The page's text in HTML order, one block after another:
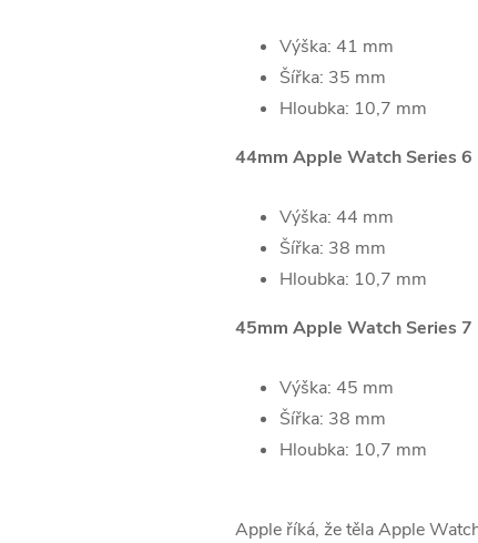
Výška: 41 mm
Šířka: 35 mm
Hloubka: 10,7 mm
44mm Apple Watch Series 6
Výška: 44 mm
Šířka: 38 mm
Hloubka: 10,7 mm
45mm Apple Watch Series 7
Výška: 45 mm
Šířka: 38 mm
Hloubka: 10,7 mm
Apple říká, že těla ‌Apple